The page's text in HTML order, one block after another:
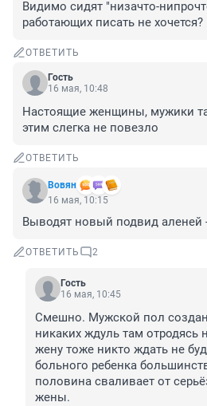
Видимо сидят "низачто-
работающих писать не хочется?
ОТВЕТИТЬ
Гость
16 мая, 10:48
Настоящие женщины, мужики
этим слегка не повезло
ОТВЕТИТЬ
Вовян
16 мая, 10:15
Выводят новый подвид аленей
ОТВЕТИТЬ 2
Гость
16 мая, 10:45
Смешно. Мужской пол
никаких ждуль там
жену тоже никто ждать не
больного ребенка
половина сваливает от
жены.